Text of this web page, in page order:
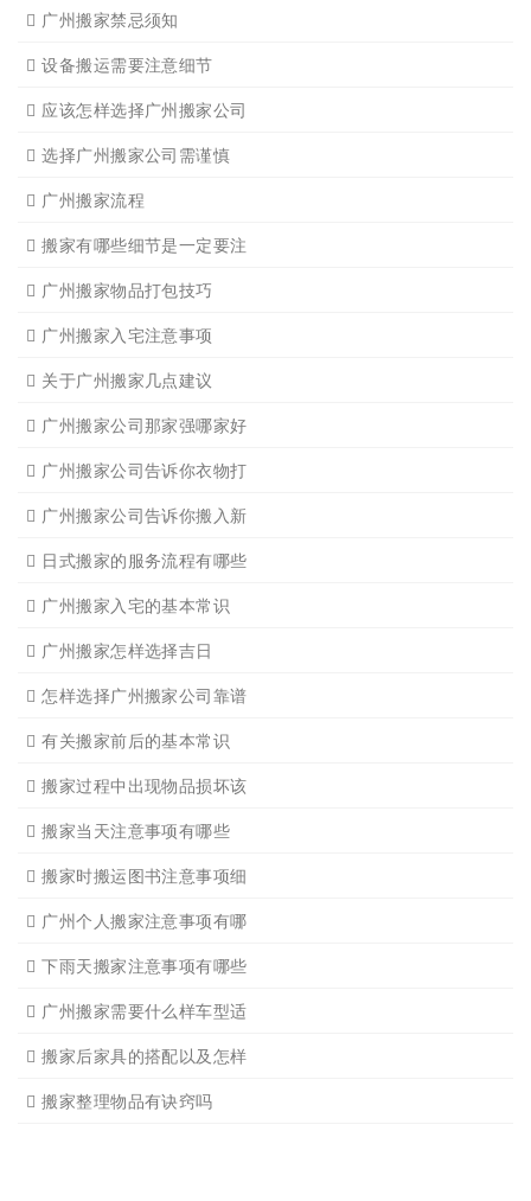
广州写字楼搬
广州长途货运7
广州公司搬迁
广州单位搬家2
广州学生搬家2
广州搬家禁忌须知
设备搬运需要注意细节
应该怎样选择广州搬家公司
选择广州搬家公司需谨慎
广州搬家流程
搬家有哪些细节是一定要注
广州搬家物品打包技巧
广州搬家入宅注意事项
关于广州搬家几点建议
广州搬家公司那家强哪家好
广州搬家公司告诉你衣物打
广州搬家公司告诉你搬入新
日式搬家的服务流程有哪些
广州搬家入宅的基本常识
广州搬家怎样选择吉日
怎样选择广州搬家公司靠谱
有关搬家前后的基本常识
搬家过程中出现物品损坏该